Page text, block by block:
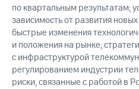
по квартальным результатам;
зависимость от развития
быстрые изменения
и положения на рынке;
с инфраструктурой
регулированием индустрии
риски, связанные с работой в